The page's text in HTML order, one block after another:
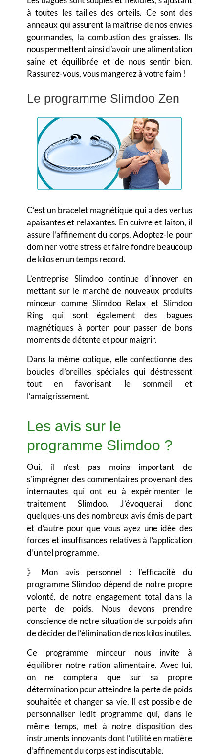
à toutes les tailles des orteils. Ce sont des
anneaux qui assurent la maîtrise de nos envies
gourmandes, la combustion des graisses. Ils
nous permettent ainsi d’avoir une alimentation
saine et équilibrée et de nous sentir bien.
Rassurez-vous, vous mangerez à votre faim !
Le programme Slimdoo Zen
C’est un bracelet magnétique qui a des vertus
apaisantes et relaxantes. En cuivre et laiton, il
assure l’affinement du corps. Adoptez-le pour
dominer votre stress et faire fondre beaucoup
de kilos en un temps record.
L’entreprise Slimdoo continue d’innover en
mettant sur le marché de nouveaux produits
minceur comme Slimdoo Relax et Slimdoo
Ring qui sont également des bagues
magnétiques à porter pour passer de bons
moments de détente et pour maigrir.
Dans la même optique, elle confectionne des
boucles d’oreilles spéciales qui déstressent
tout en favorisant le sommeil et
l’amaigrissement.
Les avis sur le
programme Slimdoo ?
Oui, il n’est pas moins important de
s’imprégner des commentaires provenant des
internautes qui ont eu à expérimenter le
traitement Slimdoo. J’évoquerai donc
quelques-uns des nombreux avis émis de part
et d’autre pour que vous ayez une idée des
forces et insuffisances relatives à l’application
d’un tel programme.
》Mon avis personnel : l’efficacité du
programme Slimdoo dépend de notre propre
volonté, de notre engagement total dans la
perte de poids. Nous devons prendre
conscience de notre situation de surpoids afin
de décider de l’élimination de nos kilos inutiles.
Ce programme minceur nous invite à
équilibrer notre ration alimentaire. Avec lui,
on ne comptera que sur sa propre
détermination pour atteindre la perte de poids
souhaitée et changer sa vie. Il est possible de
personnaliser ledit programme qui, dans le
même temps, met à notre disposition des
instruments innovants dont l’utilité en matière
d’affinement du corps est indiscutable.